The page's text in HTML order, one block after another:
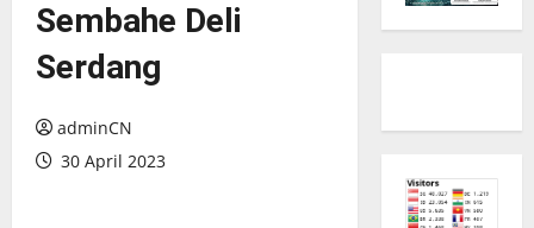
Sembahe Deli
Serdang
adminCN
30 April 2023